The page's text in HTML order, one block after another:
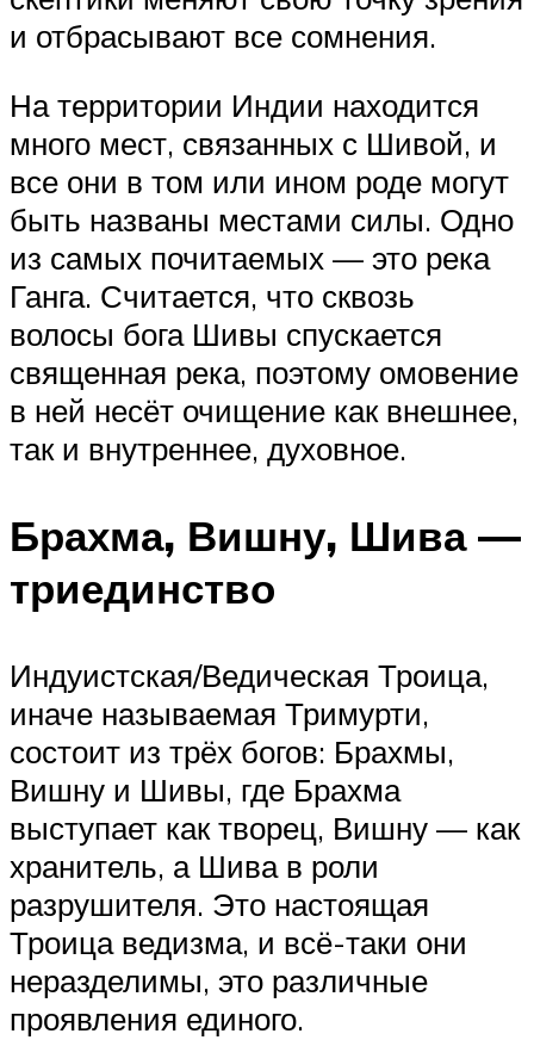
и отбрасывают все сомнения.
На территории Индии находится
много мест, связанных с Шивой, и
все они в том или ином роде могут
быть названы местами силы. Одно
из самых почитаемых — это река
Ганга. Считается, что сквозь
волосы бога Шивы спускается
священная река, поэтому омовение
в ней несёт очищение как внешнее,
так и внутреннее, духовное.
Брахма, Вишну, Шива —
триединство
Индуистская/Ведическая Троица,
иначе называемая Тримурти,
состоит из трёх богов: Брахмы,
Вишну и Шивы, где Брахма
выступает как творец, Вишну — как
хранитель, а Шива в роли
разрушителя. Это настоящая
Троица ведизма, и всё-таки они
неразделимы, это различные
проявления единого.